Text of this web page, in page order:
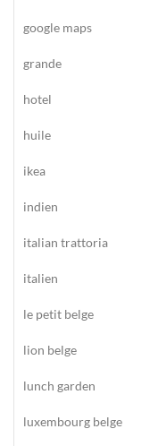
google maps
grande
hotel
huile
ikea
indien
italian trattoria
italien
le petit belge
lion belge
lunch garden
luxembourg belge